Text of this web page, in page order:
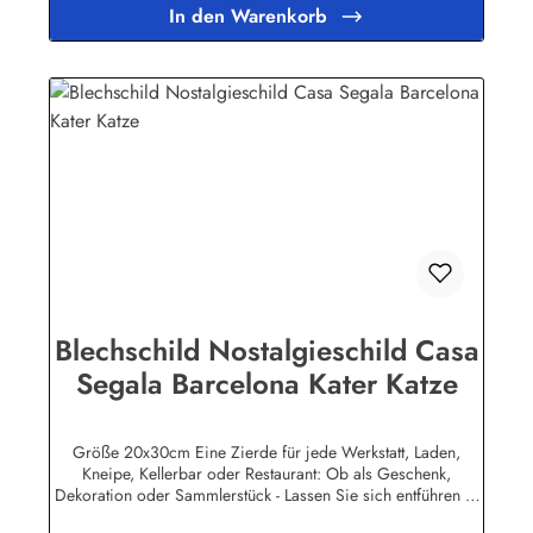
lizensierte Werbeschilder. Nicht jeder Markenartikel -
Hersteller hat seine Metallschilder zum öffentlichen Verkauf
Industrie BPPM GmbHPorschestr. 921423 Winsen
(Luhe)info@heartofireland.eu
In den Warenkorb
Blechschild Nostalgieschild Casa
Segala Barcelona Kater Katze
Größe 20x30cm Eine Zierde für jede Werkstatt, Laden,
Kneipe, Kellerbar oder Restaurant: Ob als Geschenk,
Dekoration oder Sammlerstück - Lassen Sie sich entführen in